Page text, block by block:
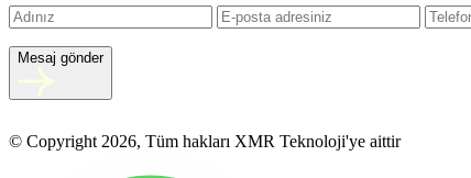
Mesaj gönder
© Copyright 2026, Tüm hakları XMR Teknoloji'ye aittir